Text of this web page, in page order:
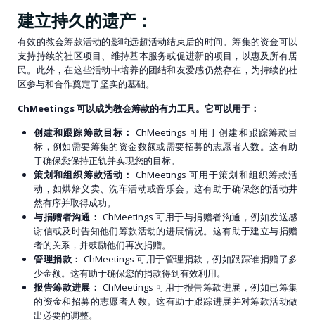
建立持久的遗产：
有效的教会筹款活动的影响远超活动结束后的时间。筹集的资金可以
支持持续的社区项目、维持基本服务或促进新的项目，以惠及所有居
民。此外，在这些活动中培养的团结和友爱感仍然存在，为持续的社
区参与和合作奠定了坚实的基础。
ChMeetings 可以成为教会筹款的有力工具。它可以用于：
创建和跟踪筹款目标： ChMeetings 可用于创建和跟踪筹款目
标，例如需要筹集的资金数额或需要招募的志愿者人数。这有助
于确保您保持正轨并实现您的目标。
策划和组织筹款活动： ChMeetings 可用于策划和组织筹款活
动，如烘焙义卖、洗车活动或音乐会。这有助于确保您的活动井
然有序并取得成功。
与捐赠者沟通： ChMeetings 可用于与捐赠者沟通，例如发送感
谢信或及时告知他们筹款活动的进展情况。这有助于建立与捐赠
者的关系，并鼓励他们再次捐赠。
管理捐款： ChMeetings 可用于管理捐款，例如跟踪谁捐赠了多
少金额。这有助于确保您的捐款得到有效利用。
报告筹款进展： ChMeetings 可用于报告筹款进展，例如已筹集
的资金和招募的志愿者人数。这有助于跟踪进展并对筹款活动做
出必要的调整。